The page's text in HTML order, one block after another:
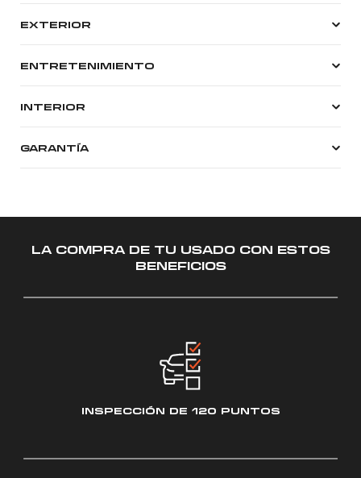
EXTERIOR
ENTRETENIMIENTO
INTERIOR
GARANTÍA
LA COMPRA DE TU USADO CON ESTOS
BENEFICIOS
INSPECCIÓN DE 120 PUNTOS